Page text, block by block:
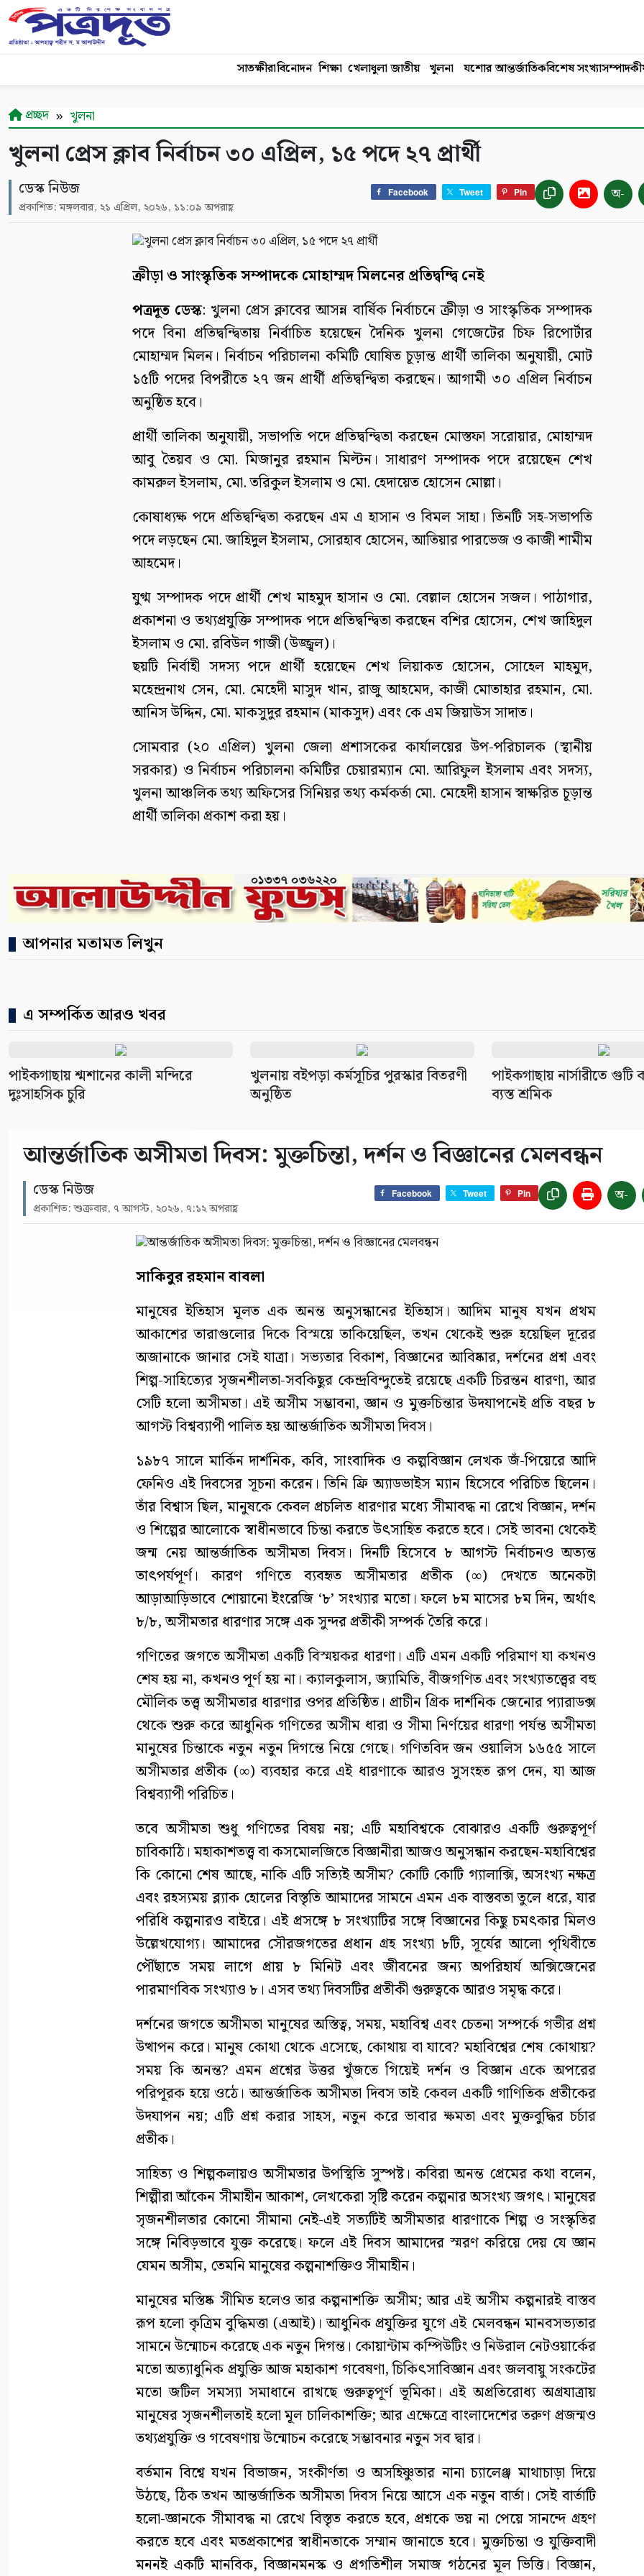
সাতক্ষীরাবিনোদন শিক্ষা খেলাধুলা জাতীয় খুলনা যশোর আন্তর্জাতিকবিশেষ সংখ্যা
প্রচ্ছদ খুলনা
খুলনা প্রেস ক্লাব নির্বাচন ৩০ এপ্রিল, ১৫ পদে ২৭ প্রার্থী
ডেস্ক নিউজ
প্রকাশিত: মঙ্গলবার, ২১ এপ্রিল, ২০২৬, ১১:০৯ অপরাহ্ণ
Facebook Tweet Pin অ-
ক্রীড়া ও সাংস্কৃতিক সম্পাদকে মোহাম্মদ মিলনের প্রতিদ্বন্দ্বি নেই
পত্রদূত ডেস্ক: খুলনা প্রেস ক্লাবের আসন্ন বার্ষিক নির্বাচনে ক্রীড়া ও সাংস্কৃতিক সম্পাদক
পদে বিনা প্রতিদ্বন্দ্বিতায় নির্বাচিত হয়েছেন দৈনিক খুলনা গেজেটের চিফ রিপোর্টার
মোহাম্মদ মিলন। নির্বাচন পরিচালনা কমিটি ঘোষিত চূড়ান্ত প্রার্থী তালিকা অনুযায়ী, মোট
১৫টি পদের বিপরীতে ২৭ জন প্রার্থী প্রতিদ্বন্দ্বিতা করছেন। আগামী ৩০ এপ্রিল নির্বাচন
অনুষ্ঠিত হবে।
প্রার্থী তালিকা অনুযায়ী, সভাপতি পদে প্রতিদ্বন্দ্বিতা করছেন মোস্তফা সরোয়ার, মোহাম্মদ
আবু তৈয়ব ও মো. মিজানুর রহমান মিল্টন। সাধারণ সম্পাদক পদে রয়েছেন শেখ
কামরুল ইসলাম, মো. তরিকুল ইসলাম ও মো. হেদায়েত হোসেন মোল্লা।
কোষাধ্যক্ষ পদে প্রতিদ্বন্দ্বিতা করছেন এম এ হাসান ও বিমল সাহা। তিনটি সহ-সভাপতি
পদে লড়ছেন মো. জাহিদুল ইসলাম, সোরহাব হোসেন, আতিয়ার পারভেজ ও কাজী শামীম
আহমেদ।
যুগ্ম সম্পাদক পদে প্রার্থী শেখ মাহমুদ হাসান ও মো. বেল্লাল হোসেন সজল। পাঠাগার,
প্রকাশনা ও তথ্যপ্রযুক্তি সম্পাদক পদে প্রতিদ্বন্দ্বিতা করছেন বশির হোসেন, শেখ জাহিদুল
ইসলাম ও মো. রবিউল গাজী (উজ্জ্বল)।
ছয়টি নির্বাহী সদস্য পদে প্রার্থী হয়েছেন শেখ লিয়াকত হোসেন, সোহেল মাহমুদ,
মহেন্দ্রনাথ সেন, মো. মেহেদী মাসুদ খান, রাজু আহমেদ, কাজী মোতাহার রহমান, মো.
আনিস উদ্দিন, মো. মাকসুদুর রহমান (মাকসুদ) এবং কে এম জিয়াউস সাদাত।
সোমবার (২০ এপ্রিল) খুলনা জেলা প্রশাসকের কার্যালয়ের উপ-পরিচালক (স্থানীয়
সরকার) ও নির্বাচন পরিচালনা কমিটির চেয়ারম্যান মো. আরিফুল ইসলাম এবং সদস্য,
খুলনা আঞ্চলিক তথ্য অফিসের সিনিয়র তথ্য কর্মকর্তা মো. মেহেদী হাসান স্বাক্ষরিত চূড়ান্ত
প্রার্থী তালিকা প্রকাশ করা হয়।
আপনার মতামত লিখুন
এ সম্পর্কিত আরও খবর
পাইকগাছায় শ্মশানের কালী মন্দিরে
দুঃসাহসিক চুরি
খুলনায় বইপড়া কর্মসূচির পুরস্কার বিতরণী
অনুষ্ঠিত
পাইকগাছায় নার্সারীতে
ব্যস্ত শ্রমিক
আন্তর্জাতিক অসীমতা দিবস: মুক্তচিন্তা, দর্শন ও বিজ্ঞানের মেলবন্ধন
ডেস্ক নিউজ
প্রকাশিত: শুক্রবার, ৭ আগস্ট, ২০২৬, ৭:১২ অপরাহ্ণ
Facebook Tweet Pin অ-
সাকিবুর রহমান বাবলা
মানুষের ইতিহাস মূলত এক অনন্ত অনুসন্ধানের ইতিহাস। আদিম মানুষ যখন প্রথম
আকাশের তারাগুলোর দিকে বিস্ময়ে তাকিয়েছিল, তখন থেকেই শুরু হয়েছিল দূরের
অজানাকে জানার সেই যাত্রা। সভ্যতার বিকাশ, বিজ্ঞানের আবিষ্কার, দর্শনের প্রশ্ন এবং
শিল্প-সাহিত্যের সৃজনশীলতা-সবকিছুর কেন্দ্রবিন্দুতেই রয়েছে একটি চিরন্তন ধারণা, আর
সেটি হলো অসীমতা। এই অসীম সম্ভাবনা, জ্ঞান ও মুক্তচিন্তার উদযাপনেই প্রতি বছর ৮
আগস্ট বিশ্বব্যাপী পালিত হয় আন্তর্জাতিক অসীমতা দিবস।
১৯৮৭ সালে মার্কিন দার্শনিক, কবি, সাংবাদিক ও কল্পবিজ্ঞান লেখক জঁ-পিয়েরে আদি
ফেনিও এই দিবসের সূচনা করেন। তিনি ফ্রি অ্যাডভাইস ম্যান হিসেবে পরিচিত ছিলেন।
তাঁর বিশ্বাস ছিল, মানুষকে কেবল প্রচলিত ধারণার মধ্যে সীমাবদ্ধ না রেখে বিজ্ঞান, দর্শন
ও শিল্পের আলোকে স্বাধীনভাবে চিন্তা করতে উৎসাহিত করতে হবে। সেই ভাবনা থেকেই
জন্ম নেয় আন্তর্জাতিক অসীমতা দিবস। দিনটি হিসেবে ৮ আগস্ট নির্বাচনও অত্যন্ত
তাৎপর্যপূর্ণ। কারণ গণিতে ব্যবহৃত অসীমতার প্রতীক (∞) দেখতে অনেকটা
আড়াআড়িভাবে শোয়ানো ইংরেজি ‘৮’ সংখ্যার মতো। ফলে ৮ম মাসের ৮ম দিন, অর্থাৎ
৮/৮, অসীমতার ধারণার সঙ্গে এক সুন্দর প্রতীকী সম্পর্ক তৈরি করে।
গণিতের জগতে অসীমতা একটি বিস্ময়কর ধারণা। এটি এমন একটি পরিমাণ যা কখনও
শেষ হয় না, কখনও পূর্ণ হয় না। ক্যালকুলাস, জ্যামিতি, বীজগণিত এবং সংখ্যাতত্ত্বের বহু
মৌলিক তত্ত্ব অসীমতার ধারণার ওপর প্রতিষ্ঠিত। প্রাচীন গ্রিক দার্শনিক জেনোর প্যারাডক্স
থেকে শুরু করে আধুনিক গণিতের অসীম ধারা ও সীমা নির্ণয়ের ধারণা পর্যন্ত অসীমতা
মানুষের চিন্তাকে নতুন নতুন দিগন্তে নিয়ে গেছে। গণিতবিদ জন ওয়ালিস ১৬৫৫ সালে
অসীমতার প্রতীক (∞) ব্যবহার করে এই ধারণাকে আরও সুসংহত রূপ দেন, যা আজ
বিশ্বব্যাপী পরিচিত।
তবে অসীমতা শুধু গণিতের বিষয় নয়; এটি মহাবিশ্বকে বোঝারও একটি গুরুত্বপূর্ণ
চাবিকাঠি। মহাকাশতত্ত্ব বা কসমোলজিতে বিজ্ঞানীরা আজও অনুসন্ধান করছেন-মহাবিশ্বের
কি কোনো শেষ আছে, নাকি এটি সত্যিই অসীম? কোটি কোটি গ্যালাক্সি, অসংখ্য নক্ষত্র
এবং রহস্যময় ব্ল্যাক হোলের বিস্তৃতি আমাদের সামনে এমন এক বাস্তবতা তুলে ধরে, যার
পরিধি কল্পনারও বাইরে। এই প্রসঙ্গে ৮ সংখ্যাটির সঙ্গে বিজ্ঞানের কিছু চমৎকার মিলও
উল্লেখযোগ্য। আমাদের সৌরজগতের প্রধান গ্রহ সংখ্যা ৮টি, সূর্যের আলো পৃথিবীতে
পৌঁছাতে সময় লাগে প্রায় ৮ মিনিট এবং জীবনের জন্য অপরিহার্য অক্সিজেনের
পারমাণবিক সংখ্যাও ৮। এসব তথ্য দিবসটির প্রতীকী গুরুত্বকে আরও সমৃদ্ধ করে।
দর্শনের জগতে অসীমতা মানুষের অস্তিত্ব, সময়, মহাবিশ্ব এবং চেতনা সম্পর্কে গভীর প্রশ্ন
উত্থাপন করে। মানুষ কোথা থেকে এসেছে, কোথায় বা যাবে? মহাবিশ্বের শেষ কোথায়?
সময় কি অনন্ত? এমন প্রশ্নের উত্তর খুঁজতে গিয়েই দর্শন ও বিজ্ঞান একে অপরের
পরিপূরক হয়ে ওঠে। আন্তর্জাতিক অসীমতা দিবস তাই কেবল একটি গাণিতিক প্রতীকের
উদযাপন নয়; এটি প্রশ্ন করার সাহস, নতুন করে ভাবার ক্ষমতা এবং মুক্তবুদ্ধির চর্চার
প্রতীক।
সাহিত্য ও শিল্পকলায়ও অসীমতার উপস্থিতি সুস্পষ্ট। কবিরা অনন্ত প্রেমের কথা বলেন,
শিল্পীরা আঁকেন সীমাহীন আকাশ, লেখকেরা সৃষ্টি করেন কল্পনার অসংখ্য জগৎ। মানুষের
সৃজনশীলতার কোনো সীমানা নেই-এই সত্যটিই অসীমতার ধারণাকে শিল্প ও সংস্কৃতির
সঙ্গে নিবিড়ভাবে যুক্ত করেছে। ফলে এই দিবস আমাদের স্মরণ করিয়ে দেয় যে জ্ঞান
যেমন অসীম, তেমনি মানুষের কল্পনাশক্তিও সীমাহীন।
মানুষের মস্তিষ্ক সীমিত হলেও তার কল্পনাশক্তি অসীম; আর এই অসীম কল্পনারই বাস্তব
রূপ হলো কৃত্রিম বুদ্ধিমত্তা (এআই)। আধুনিক প্রযুক্তির যুগে এই মেলবন্ধন মানবসভ্যতার
সামনে উন্মোচন করেছে এক নতুন দিগন্ত। কোয়ান্টাম কম্পিউটিং ও নিউরাল নেটওয়ার্কের
মতো অত্যাধুনিক প্রযুক্তি আজ মহাকাশ গবেষণা, চিকিৎসাবিজ্ঞান এবং জলবায়ু সংকটের
মতো জটিল সমস্যা সমাধানে রাখছে গুরুত্বপূর্ণ ভূমিকা। এই অপ্রতিরোধ্য অগ্রযাত্রায়
মানুষের সৃজনশীলতাই হলো মূল চালিকাশক্তি; আর এক্ষেত্রে বাংলাদেশের তরুণ প্রজন্মও
তথ্যপ্রযুক্তি ও গবেষণায় উন্মোচন করেছে সম্ভাবনার নতুন সব দ্বার।
বর্তমান বিশ্বে যখন বিভাজন, সংকীর্ণতা ও অসহিষ্ণুতার নানা চ্যালেঞ্জ মাথাচাড়া দিয়ে
উঠছে, ঠিক তখন আন্তর্জাতিক অসীমতা দিবস নিয়ে আসে এক নতুন বার্তা। সেই বার্তাটি
হলো-জ্ঞানকে সীমাবদ্ধ না রেখে বিস্তৃত করতে হবে, প্রশ্নকে ভয় না পেয়ে সানন্দে গ্রহণ
করতে হবে এবং মতপ্রকাশের স্বাধীনতাকে সম্মান জানাতে হবে। মুক্তচিন্তা ও যুক্তিবাদী
মননই একটি মানবিক, বিজ্ঞানমনস্ক ও প্রগতিশীল সমাজ গঠনের মূল ভিত্তি। বিজ্ঞান,